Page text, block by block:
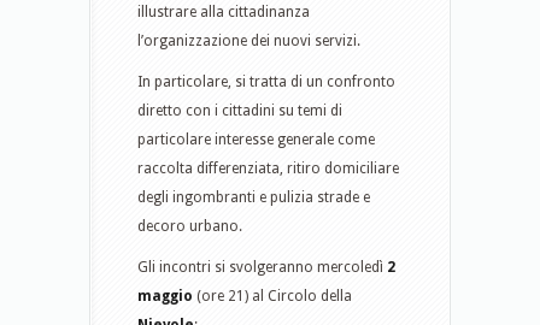
illustrare alla cittadinanza
l’organizzazione dei nuovi servizi.
In particolare, si tratta di un confronto
diretto con i cittadini su temi di
particolare interesse generale come
raccolta differenziata, ritiro domiciliare
degli ingombranti e pulizia strade e
decoro urbano.
Gli incontri si svolgeranno mercoledì 2
maggio (ore 21) al Circolo della